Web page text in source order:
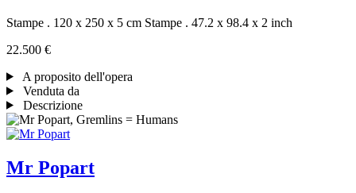
Stampe . 120 x 250 x 5 cm Stampe . 47.2 x 98.4 x 2 inch
22.500 €
A proposito dell'opera
Venduta da
Descrizione
Mr Popart